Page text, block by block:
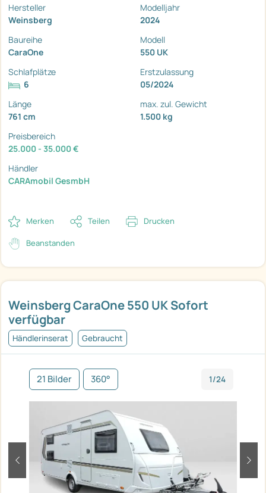
Weinsberg CaraOne 550 UK Sofort
verfügbar
Händlerinserat Gebraucht
21 Bilder 360° 1/24
zurück
Hersteller
Weinsberg
Modelljahr
2024
Baureihe
CaraOne
Modell
550 UK
Schlafplätze
6
Erstzulassung
05/2024
Länge
761 cm
max. zul. Gewicht
1.500 kg
Preisbereich
25.000 - 35.000 €
Händler
CARAmobil GesmbH
Merken Teilen Drucken
Beanstanden